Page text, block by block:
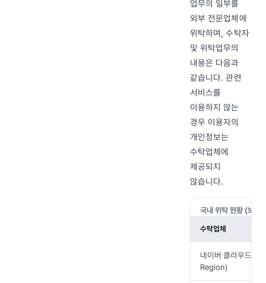
업무의 일부를
외부 전문업체에
위탁하며, 수탁자
및 위탁업무의
내용은 다음과
같습니다. 관련
서비스를
이용하지 않는
경우 이용자의
개인정보는
수탁업체에
제공되지
않습니다.
국내 위탁 현황 (보유·
수탁업체
네이버 클라우드
Region)